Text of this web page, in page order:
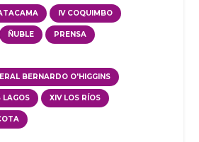
IV COQUIMBO
ÑUBLE PRENSA
BERNARDO O'HIGGINS
LAGOS XIV LOS RÍOS